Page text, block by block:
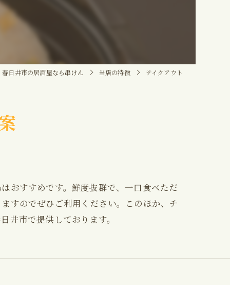
春日井市の居酒屋なら串けん 当店の特徴 テイクアウト
おすすめです。鮮度抜群で、一口食べただ
すのでぜひご利用ください。このほか、チ
井市で提供しております。